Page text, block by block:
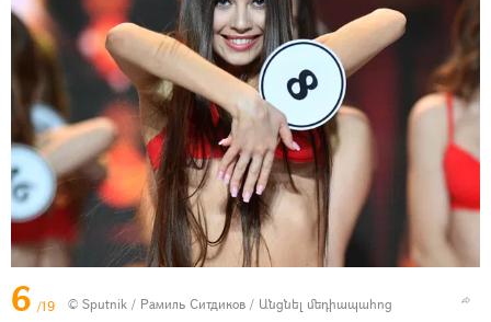
6 /19 © Sputnik / Рамиль Ситдиков / Անցնել մեդիապահոց